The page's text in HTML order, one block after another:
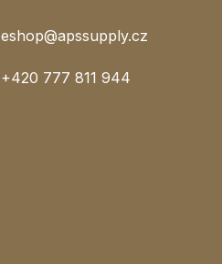
eshop@apssupply.cz
+420 777 811 944